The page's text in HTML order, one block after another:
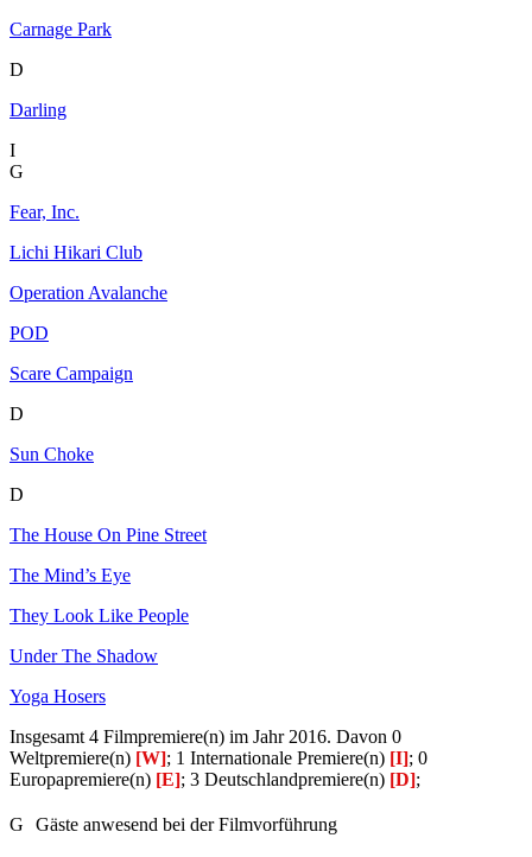
Carnage Park
D
Darling
I
G
Fear, Inc.
Lichi Hikari Club
Operation Avalanche
POD
Scare Campaign
D
Sun Choke
D
The House On Pine Street
The Mind’s Eye
They Look Like People
Under The Shadow
Yoga Hosers
Insgesamt 4 Filmpremiere(n) im Jahr 2016. Davon 0
Weltpremiere(n) [W]; 1 Internationale Premiere(n) [I]; 0
Europapremiere(n) [E]; 3 Deutschlandpremiere(n) [D];
G Gäste anwesend bei der Filmvorführung